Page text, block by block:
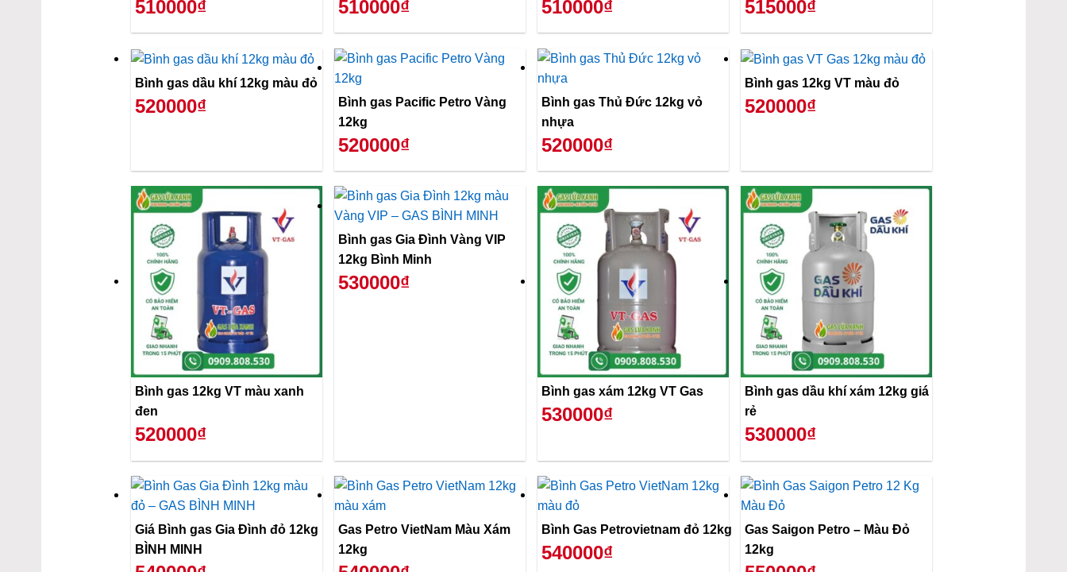
510000₫ 510000₫ 510000₫ 515000₫
Bình gas dầu khí 12kg màu đỏ
520000₫
Bình gas Pacific Petro Vàng
12kg
520000₫
Bình gas Thủ Đức 12kg vỏ
nhựa
520000₫
Bình gas 12kg VT màu đỏ
520000₫
Bình gas 12kg VT màu xanh
đen
520000₫
Bình gas Gia Đình Vàng VIP
12kg Bình Minh
530000₫
Bình gas xám 12kg VT Gas
530000₫
Bình gas dầu khí xám 12kg giá
rẻ
530000₫
Giá Bình gas Gia Đình đỏ 12kg
BÌNH MINH
Gas Petro VietNam Màu Xám
12kg
Bình Gas Petrovietnam đỏ 12kg
540000₫
Gas Saigon Petro – Màu Đỏ
12kg